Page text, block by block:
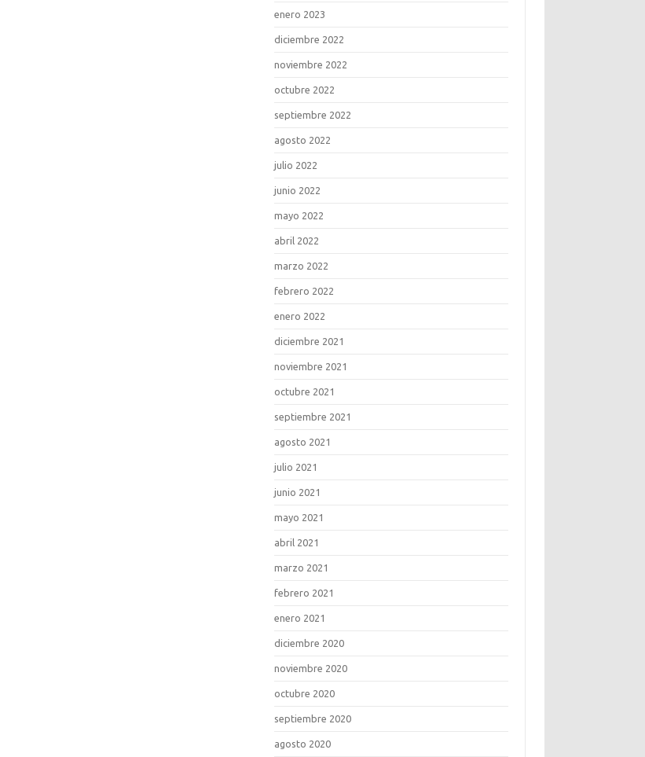
enero 2023
diciembre 2022
noviembre 2022
octubre 2022
septiembre 2022
agosto 2022
julio 2022
junio 2022
mayo 2022
abril 2022
marzo 2022
febrero 2022
enero 2022
diciembre 2021
noviembre 2021
octubre 2021
septiembre 2021
agosto 2021
julio 2021
junio 2021
mayo 2021
abril 2021
marzo 2021
febrero 2021
enero 2021
diciembre 2020
noviembre 2020
octubre 2020
septiembre 2020
agosto 2020